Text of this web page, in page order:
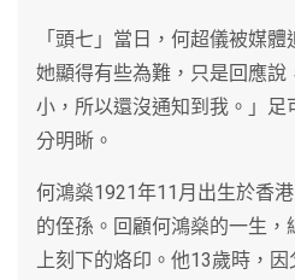
「頭七」當日，何超儀被媒
她顯得有些為難，只是回應
小，所以還沒通知到我。」足
分明晰。
何鴻燊1921年11月出生於香
的侄孫。回顧何鴻燊的一生
上刻下的烙印。他13歲時，